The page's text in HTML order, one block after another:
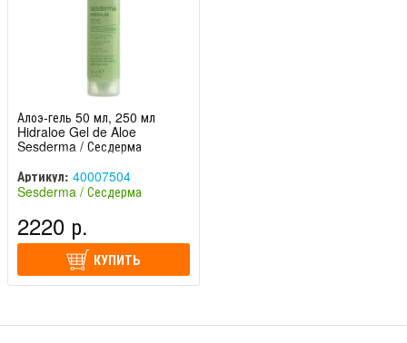
Алоэ-гель 50 мл, 250 мл
Hidraloe Gel de Aloe
Sesderma / Сесдерма
Артикул: 40007504
Sesderma / Сесдерма
2220 р.
КУПИТЬ